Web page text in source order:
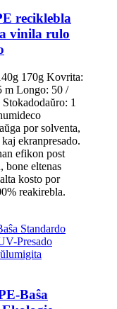
reciklebla
vinila rulo
170g Kovrita:
m Longo: 50 /
1
por solventa,
ekranpresado.
efikon post
bone eltenas
kosto por
reakirebla.
Baŝa